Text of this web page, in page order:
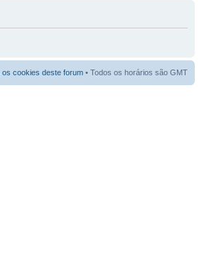
os cookies deste forum • Todos os horários são GMT